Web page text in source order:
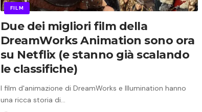
FILM
Due dei migliori film della
DreamWorks Animation sono ora
su Netflix (e stanno già scalando
le classifiche)
I film d'animazione di DreamWorks e Illumination hanno
una ricca storia di…